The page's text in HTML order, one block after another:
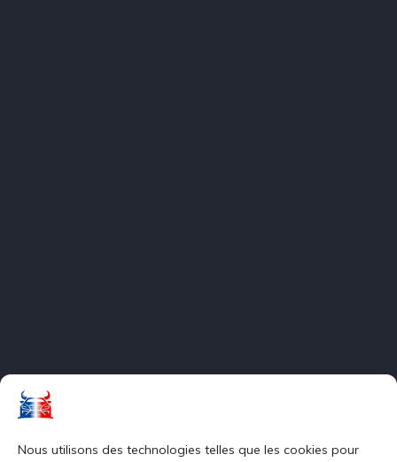
Nous utilisons des technologies telles que les cookies pour